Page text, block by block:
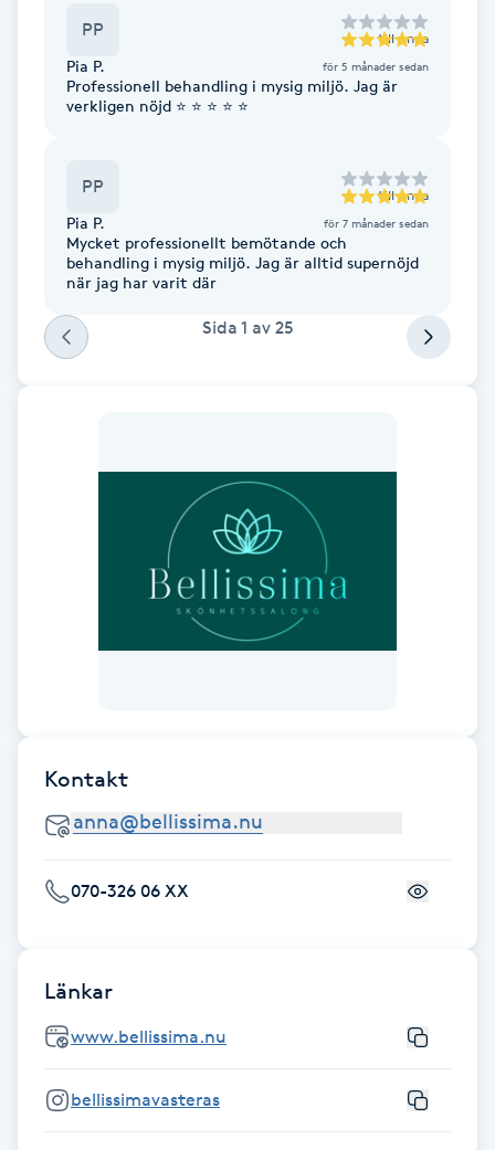
Fotsvamp
Fotvård
Fransfärgning
Fransförlängning
Fransförlängning Megavolym
Frisör
Funktionsanalys
Färgning
Gel naglar
PP till Anna
Pia P. för 5 månader sedan
Professionell behandling i mysig miljö. Jag är
verkligen nöjd ⭐️ ⭐️ ⭐️ ⭐️ ⭐️
PP till Anna
Pia P. för 7 månader sedan
Mycket professionellt bemötande och
behandling i mysig miljö. Jag är alltid supernöjd
när jag har varit där
Sida 1 av 25
Kontakt
070-326 06 XX
Länkar
www.bellissima.nu
bellissimavasteras